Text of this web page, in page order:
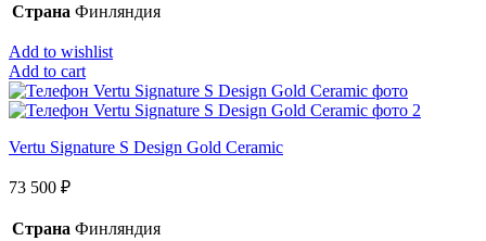
Страна Финляндия
Add to wishlist
Add to cart
Vertu Signature S Design Gold Ceramic
73 500 ₽
Страна Финляндия